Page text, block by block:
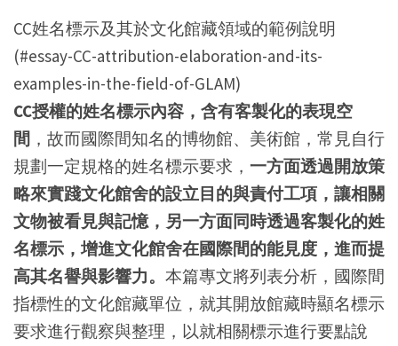
CC姓名標示及其於文化館藏領域的範例說明
(#essay-CC-attribution-elaboration-and-its-
examples-in-the-field-of-GLAM)
CC授權的姓名標示內容，含有客製化的表現空
間 ，故而國際間知名的博物館、美術館，常見自行
規劃一定規格的姓名標示要求， 一方面透過開放策
略來實踐文化館舍的設立目的與責付工項，讓相關
文物被看見與記憶，另一方面同時透過客製化的姓
名標示，增進文化館舍在國際間的能見度，進而提
高其名譽與影響力。 本篇專文將列表分析，國際間
指標性的文化館藏單位，就其開放館藏時顯名標示
要求進行觀察與整理，以就相關標示進行要點說